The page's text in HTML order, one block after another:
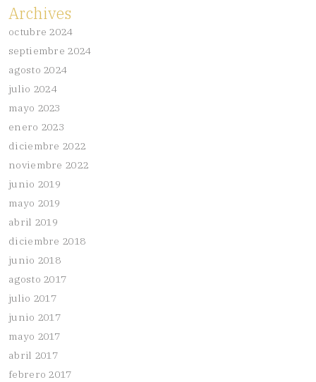
Archives
octubre 2024
septiembre 2024
agosto 2024
julio 2024
mayo 2023
enero 2023
diciembre 2022
noviembre 2022
junio 2019
mayo 2019
abril 2019
diciembre 2018
junio 2018
agosto 2017
julio 2017
junio 2017
mayo 2017
abril 2017
febrero 2017